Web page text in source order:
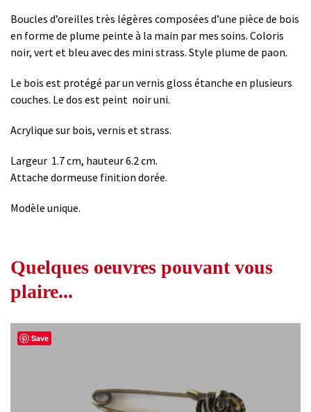
Boucles d’oreilles très légères composées d’une pièce de bois
en forme de plume peinte à la main par mes soins. Coloris
noir, vert et bleu avec des mini strass. Style plume de paon.
Le bois est protégé par un vernis gloss étanche en plusieurs
couches. Le dos est peint noir uni.
Acrylique sur bois, vernis et strass.
Largeur 1.7 cm, hauteur 6.2 cm.
Attache dormeuse finition dorée.
Modèle unique.
Quelques oeuvres pouvant vous
plaire...
Save